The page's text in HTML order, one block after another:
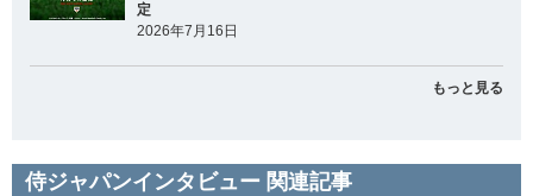
定
2026年7月16日
もっと見る
侍ジャパンインタビュー 関連記事